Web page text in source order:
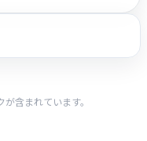
含まれています。